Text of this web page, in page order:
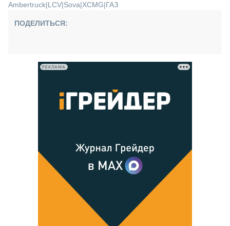
Ambertruck|LCV|Sova|XCMG|ГАЗ
ПОДЕЛИТЬСЯ:
РЕКЛАМА